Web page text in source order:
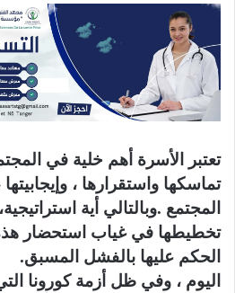
تعتبر الأسرة أهم خلية في
تماسكها واستقرارها ،
المجتمع .وبالتالي أية
تخطيطها في غياب استحضار
الحكم عليها بالفشل المسبق.
اليوم ، وفي ظل أزمة كورونا